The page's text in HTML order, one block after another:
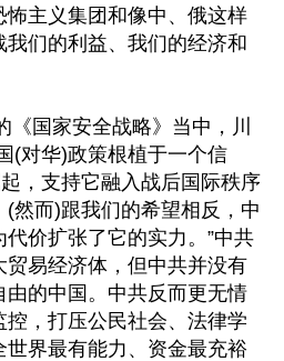
主义集团和像中、俄这样
们的利益、我们的经济和
《国家安全战略》当中，川
(对华)政策根植于一个信
，支持它融入战后国际秩序
然而)跟我们的希望相反，中
价扩张了它的实力。”中共
贸易经济体，但中共并没有
的中国。中共反而更无情
，打压公民社会、法律学
界最有能力、资金最充裕